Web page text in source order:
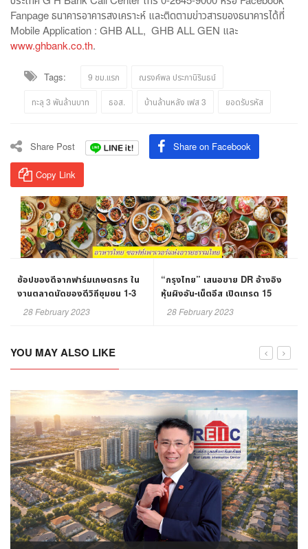
Fanpage ธนาคารอาคารสงเคราะห์ และติดตามข่าวสารของธนาคารได้ที่
Mobile Application : GHB ALL, GHB ALL GEN และ
www.ghbank.co.th.
Tags: 9 ชม.แรก ณรงค์พล ประภานิรินธน์
ทะลุ 3 พันล้านบาท ธอส. บ้านล้านหลัง เฟส 3 ยอดรับรหัส
Share Post Share on Facebook
Copy Link
ช้อปของดีจากฟาร์มเกษตรกร ใน
งานตลาดนัดของดีวิถีชุมชน 1-3
มี.ค.นี้
28 February 2023
“กรุงไทย” เสนอขาย DR อ้างอิง
หุ้นผิงอัน-เน็ตอีส เปิดเทรด 15
มี.ค.นี้
28 February 2023
YOU MAY ALSO LIKE